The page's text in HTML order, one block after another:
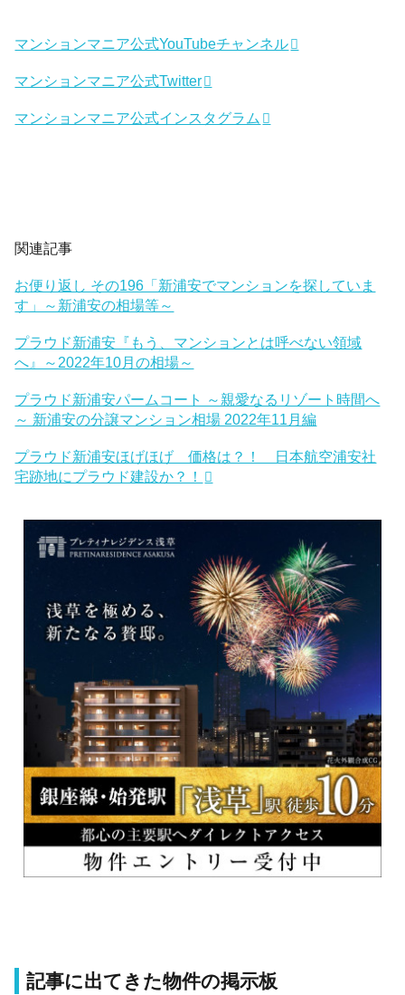
マンションマニア公式YouTubeチャンネル
マンションマニア公式Twitter
マンションマニア公式インスタグラム
関連記事
お便り返し その196「新浦安でマンションを探していま
す」～新浦安の相場等～
プラウド新浦安『もう、マンションとは呼べない領域
へ』～2022年10月の相場～
プラウド新浦安パームコート ～親愛なるリゾート時間へ
～ 新浦安の分譲マンション相場 2022年11月編
プラウド新浦安ほげほげ 価格は？！ 日本航空浦安社
宅跡地にプラウド建設か？！
記事に出てきた物件の掲示板